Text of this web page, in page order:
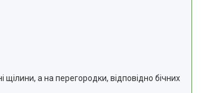
а на перегородки, відповідно бічних